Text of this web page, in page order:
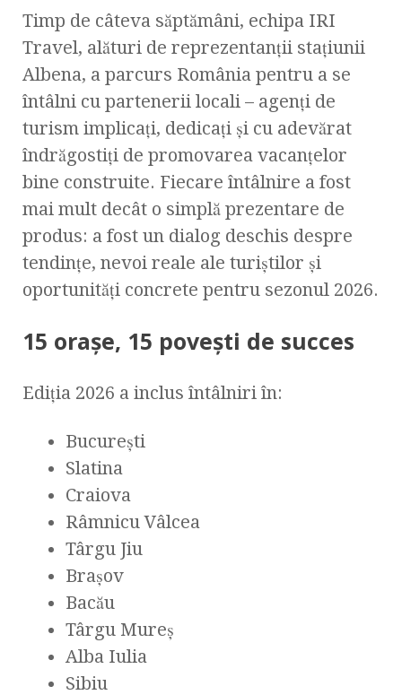
Timp de câteva săptămâni, echipa IRI
Travel, alături de reprezentanții stațiunii
Albena, a parcurs România pentru a se
întâlni cu partenerii locali – agenți de
turism implicați, dedicați și cu adevărat
îndrăgostiți de promovarea vacanțelor
bine construite. Fiecare întâlnire a fost
mai mult decât o simplă prezentare de
produs: a fost un dialog deschis despre
tendințe, nevoi reale ale turiștilor și
oportunități concrete pentru sezonul 2026.
15 orașe, 15 povești de succes
Ediția 2026 a inclus întâlniri în:
București
Slatina
Craiova
Râmnicu Vâlcea
Târgu Jiu
Brașov
Bacău
Târgu Mureș
Alba Iulia
Sibiu